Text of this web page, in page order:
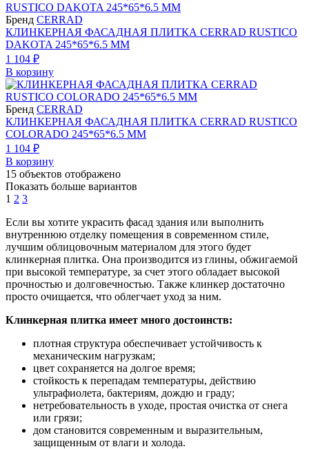
Бренд CERRAD
КЛИНКЕРНАЯ ФАСАДНАЯ ПЛИТКА CERRAD RUSTICO
DAKOTA 245*65*6.5 ММ
1 104 ₽
В корзину
Бренд CERRAD
КЛИНКЕРНАЯ ФАСАДНАЯ ПЛИТКА CERRAD RUSTICO
COLORADO 245*65*6.5 ММ
1 104 ₽
В корзину
15 объектов отображено
Показать больше вариантов
1 2 3
Если вы хотите украсить фасад здания или выполнить
внутреннюю отделку помещения в современном стиле,
лучшим облицовочным материалом для этого будет
клинкерная плитка. Она производится из глины, обжигаемой
при высокой температуре, за счет этого обладает высокой
прочностью и долговечностью. Также клинкер достаточно
просто очищается, что облегчает уход за ним.
Клинкерная плитка имеет много достоинств:
плотная структура обеспечивает устойчивость к
механическим нагрузкам;
цвет сохраняется на долгое время;
стойкость к перепадам температуры, действию
ультрафиолета, бактериям, дождю и граду;
нетребовательность в уходе, простая очистка от снега
или грязи;
дом становится современным и выразительным,
защищенным от влаги и холода.